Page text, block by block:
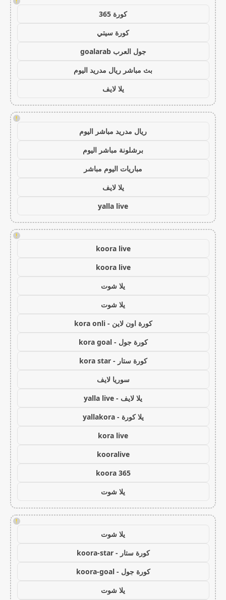
كورة 365
كورة سيتي
جول العرب goalarab
بث مباشر ريال مدريد اليوم
يلا لايف
!
ريال مدريد مباشر اليوم
برشلونة مباشر اليوم
مباريات اليوم مباشر
يلا لايف
yalla live
!
koora live
koora live
يلا شوت
يلا شوت
كورة اون لاين - kora onli
كورة جول - kora goal
كورة ستار - kora star
سوريا لايف
يلا لايف - yalla live
يلا كورة - yallakora
kora live
kooralive
koora 365
يلا شوت
!
يلا شوت
كورة ستار - koora-star
كورة جول - koora-goal
يلا شوت